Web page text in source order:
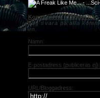
Kommentera inlägget här:
Jag svara på alla
en.
Namn:
E-postadress (publiceras ej):
URL/Bloggadress: